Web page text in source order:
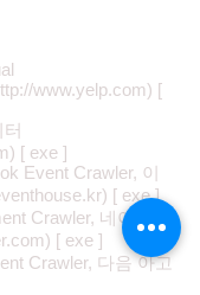
www.yelp.com) [
) [ exe ]
Event Crawler, 이
) [ exe ]
Crawler, 네이버 영
) [ exe ]
Crawler, 다음 아고